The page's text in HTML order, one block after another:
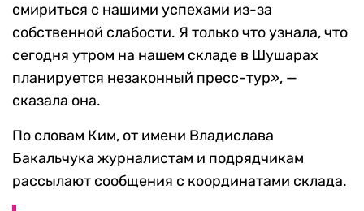
смириться с нашими успехами из-за
собственной слабости. Я только что узнала, что
сегодня утром на нашем складе в Шушарах
планируется незаконный пресс-тур», —
сказала она.
По словам Ким, от имени Владислава
Бакальчука журналистам и подрядчикам
рассылают сообщения с координатами склада.